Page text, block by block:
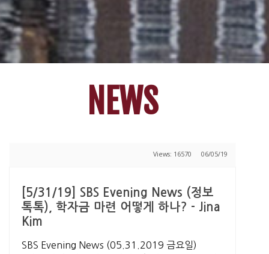
NEWS
Views: 16570 06/05/19
[5/31/19] SBS Evening News (정보
톡톡), 학자금 마련 어떻게 하나? - Jina
Kim
SBS Evening News (05.31.2019 금요일)